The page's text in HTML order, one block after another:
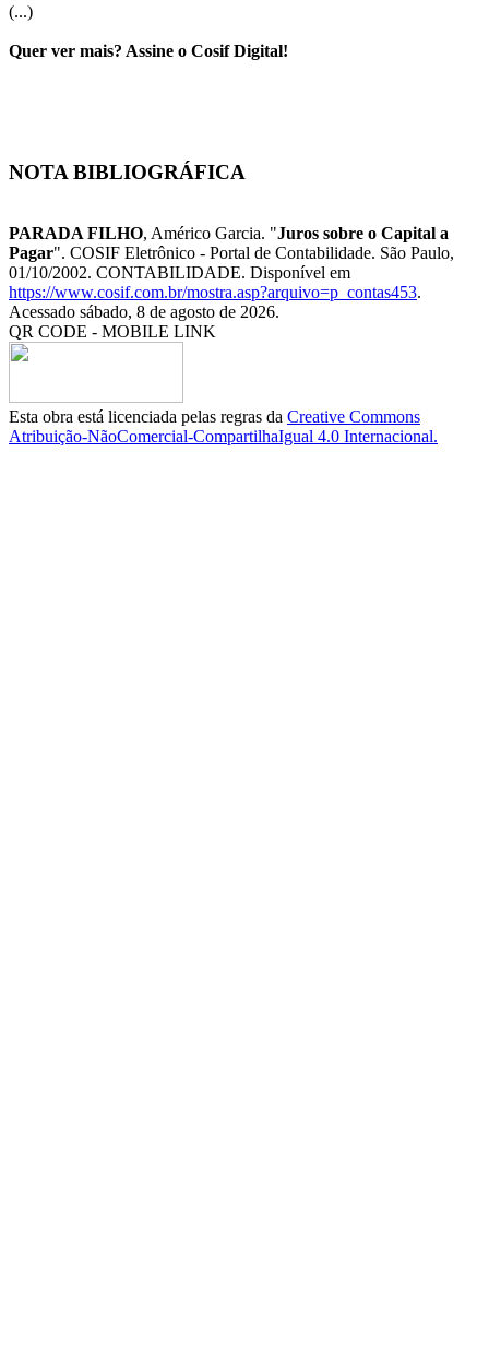
(...)
Quer ver mais? Assine o Cosif Digital!
NOTA BIBLIOGRÁFICA
PARADA FILHO, Américo Garcia. "Juros sobre o Capital a
Pagar". COSIF Eletrônico - Portal de Contabilidade. São Paulo,
01/10/2002. CONTABILIDADE. Disponível em
https://www.cosif.com.br/mostra.asp?arquivo=p_contas453.
Acessado sábado, 8 de agosto de 2026.
QR CODE - MOBILE LINK
Esta obra está licenciada pelas regras da Creative Commons
Atribuição-NãoComercial-CompartilhaIgual 4.0 Internacional.